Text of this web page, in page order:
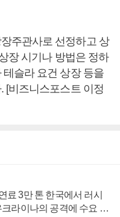
주관사로 선정하고 상
장 시기나 방법은 정하
슬라 요건 상장 등을
[비즈니스포스트 이정
료 3만 톤 한국에서 러시
라이나의 공격에 수요 늘